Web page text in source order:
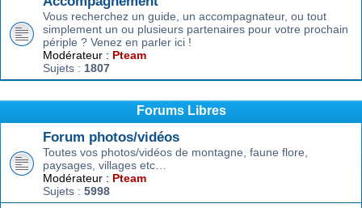
Vous recherchez un guide, un accompagnateur, ou tout
simplement un ou plusieurs partenaires pour votre prochain
périple ? Venez en parler ici !
Modérateur : Pteam
Sujets : 1807
Forums Libres
Forum photos/vidéos
Toutes vos photos/vidéos de montagne, faune flore,
paysages, villages etc…
Modérateur : Pteam
Sujets : 5998